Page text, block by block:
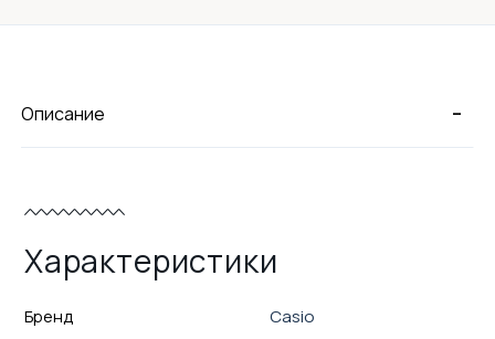
-
Описание
Характеристики
Бренд Casio